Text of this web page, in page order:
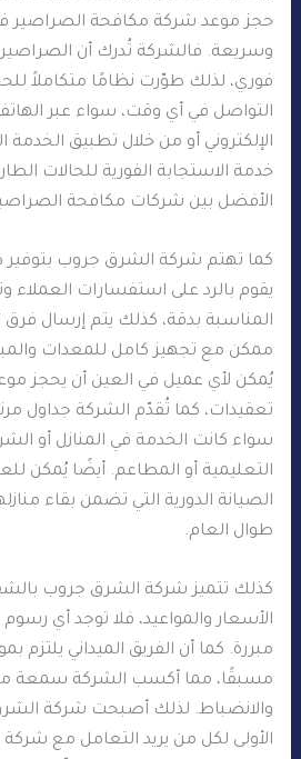
حجز موعد شركة مكافحة الصراصير
وسريعة. فالشركة تُدرك أن
فوري، لذلك طوّرت نظامًا متكاملاً
التواصل في أي وقت، سواء عبر
الإلكتروني أو من خلال تطبيق الخدمة
خدمة الاستجابة الفورية للحالات
الأفضل بين شركات مكافحة
كما تهتم شركة الشرق جروب
يقوم بالرد على استفسارات العملاء
المناسبة بدقة، كذلك يتم إرسال
ممكن مع تجهيز كامل للمعدات
يُمكن لأي عميل في العين أن يحجز
تعقيدات، كما تُقدّم الشركة جداول
سواء كانت الخدمة في المنازل أو
التعليمية أو المطاعم. أيضًا يُمكن
الصيانة الدورية التي تضمن بقاء
طوال العام.
كذلك تتميز شركة الشرق جروب
الأسعار والمواعيد، فلا توجد أي
مبررة. كما أن الفريق الميداني يلتزم
مسبقًا، مما أكسب الشركة سمعة
والانضباط. لذلك أصبحت شركة
الأولى لكل من يريد التعامل مع